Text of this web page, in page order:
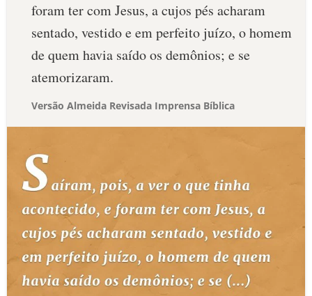
foram ter com Jesus, a cujos pés acharam
sentado, vestido e em perfeito juízo, o homem
de quem havia saído os demônios; e se
atemorizaram.
Versão Almeida Revisada Imprensa Bíblica